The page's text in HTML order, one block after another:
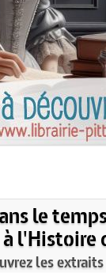
le
l'Histoire
les